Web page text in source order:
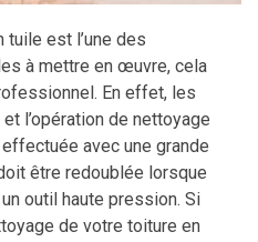
est l’une des
à mettre en œuvre, cela
En effet, les
l’opération de nettoyage
avec une grande
être redoublée lorsque
outil haute pression. Si
de votre toiture en